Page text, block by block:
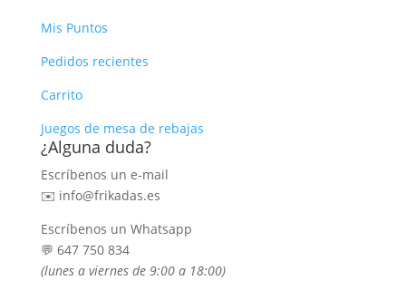
Mis Puntos
Pedidos recientes
Carrito
Juegos de mesa de rebajas
¿Alguna duda?
Escríbenos un e-mail
✉️ info@frikadas.es
Escríbenos un Whatsapp
💬 647 750 834
(lunes a viernes de 9:00 a 18:00)